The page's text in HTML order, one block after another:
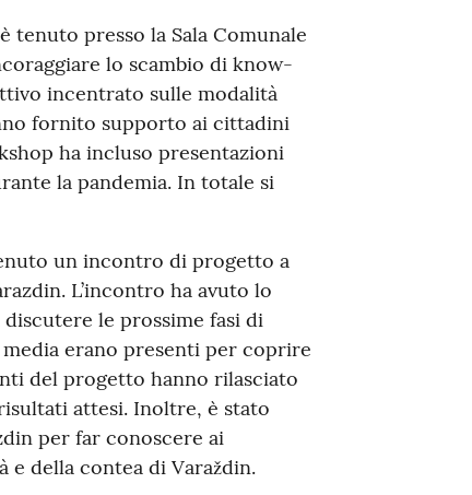
tenuto presso la Sala Comunale
lo scambio di know-
incentrato sulle modalità
fornito supporto ai cittadini
ha incluso presentazioni
la pandemia. In totale si
un incontro di progetto a
L’incontro ha avuto lo
le prossime fasi di
erano presenti per coprire
del progetto hanno rilasciato
attesi. Inoltre, è stato
per far conoscere ai
della contea di Varaždin.